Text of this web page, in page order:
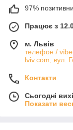
97%
Працює з
м. Львів
телефон /
lviv.com, вул.
Контакти
Сьогодні
Показати